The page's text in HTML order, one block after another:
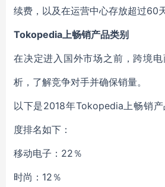
续费，以及在运营中心存放超过60
Tokopedia上畅销产品类别
在决定进入国外市场之前，跨境
析，了解竞争对手并确保销量。
以下是2018年Tokopedia上畅销
度排名如下：
移动电子：22％
时尚：12％